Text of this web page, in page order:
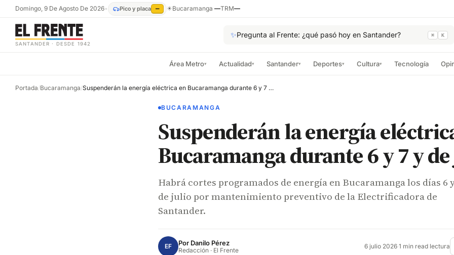
Domingo, 9 De Agosto De 2026• Pico y placa — ☀Bucaramanga—TRM—
SANTANDER · DESDE 1942
✨Pregunta al Frente: ¿qué pasó hoy en Santander? ⌘ K
Área Metro▾ Actualidad▾ Santander▾ Deportes▾ Cultura▾ Tecnología
Portada/Bucaramanga/ Suspenderán la energía eléctrica en Bucaramanga durante 6 y 7 y de julio
BUCARAMANGA
Suspenderán la energía
Bucaramanga durante 6 y 7 y
Habrá cortes programados de energía en Bucaramanga los días 6
de julio por mantenimiento preventivo de la Electrificadora de
Santander.
EF Por Danilo Pérez
Redacción · El Frente 6 julio 2026·1 min read lectura